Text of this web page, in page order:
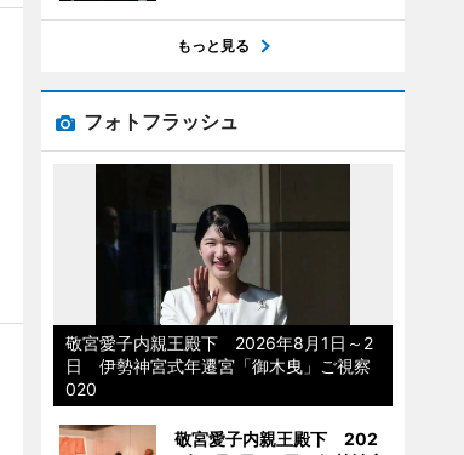
もっと見る
フォトフラッシュ
敬宮愛子内親王殿下 2026年8月1日～2
日 伊勢神宮式年遷宮「御木曳」ご視察
020
敬宮愛子内親王殿下 202